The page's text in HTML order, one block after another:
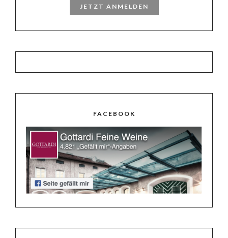
JETZT ANMELDEN
FACEBOOK